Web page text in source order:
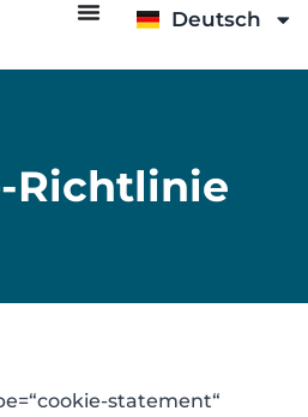
Deutsch
Italiano
Richtlinie
statement“